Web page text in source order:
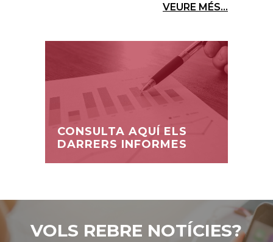
VEURE MÉS...
CONSULTA AQUÍ ELS
DARRERS INFORMES
VOLS REBRE NOTÍCIES?